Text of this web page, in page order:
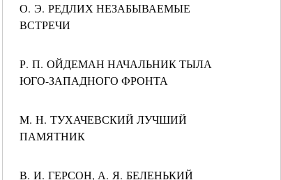
О. Э. РЕДЛИХ НЕЗАБЫВАЕМЫЕ
ВСТРЕЧИ
Р. П. ОЙДЕМАН НАЧАЛЬНИК ТЫЛА
ЮГО-ЗАПАДНОГО ФРОНТА
М. Н. ТУХАЧЕВСКИЙ ЛУЧШИЙ
ПАМЯТНИК
В. И. ГЕРСОН, А. Я. БЕЛЕНЬКИЙ